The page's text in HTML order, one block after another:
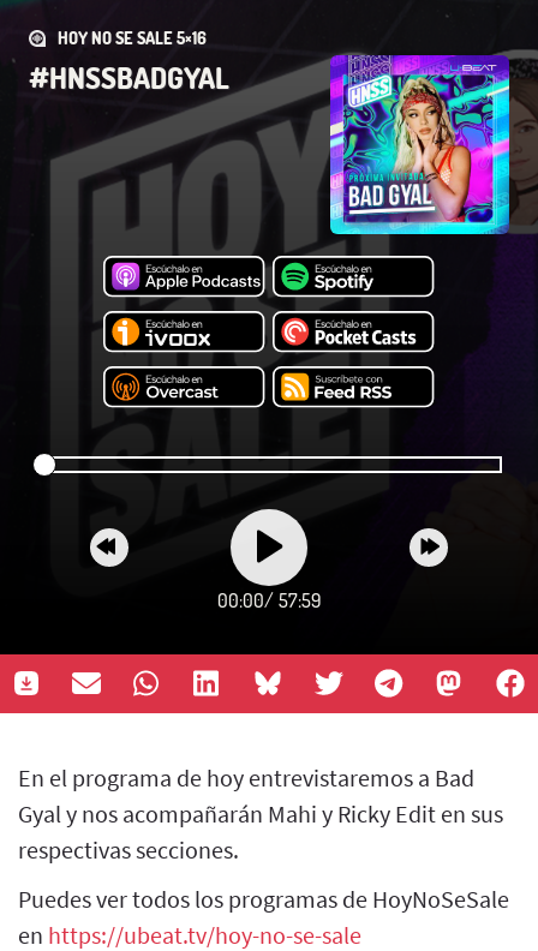
HOY NO SE SALE 5×16
#HNSSBADGYAL
00:00/ 57:59
En el programa de hoy entrevistaremos a Bad
Gyal y nos acompañarán Mahi y Ricky Edit en sus
respectivas secciones.
Puedes ver todos los programas de HoyNoSeSale
en https://ubeat.tv/hoy-no-se-sale